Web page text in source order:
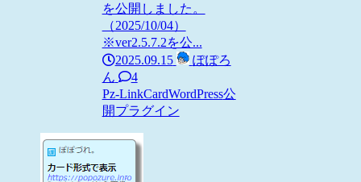
を公開しました。
（2025/10/04）
※ver2.5.7.2を公...
2025.09.15
ぽぽろ
ん
4
Pz-LinkCardWordPress公
開プラグイン